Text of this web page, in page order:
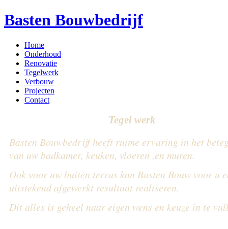
Basten Bouwbedrijf
Home
Onderhoud
Renovatie
Tegelwerk
Verbouw
Projecten
Contact
Tegel werk
Basten Bouwbedrijf heeft ruime ervaring in het
van uw badkamer, keuken, vloeren ,en muren.
Ook voor uw buiten terras kan Basten Bouw voor u
uitstekend afgewerkt resultaat realiseren.
Dit alles is geheel naar eigen wens en keuze in te